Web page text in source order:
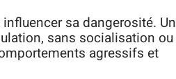
sa dangerosité. Un
sans socialisation ou
agressifs et